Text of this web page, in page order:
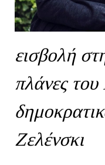
εισβολή
πλάνες
Ζελένσκι